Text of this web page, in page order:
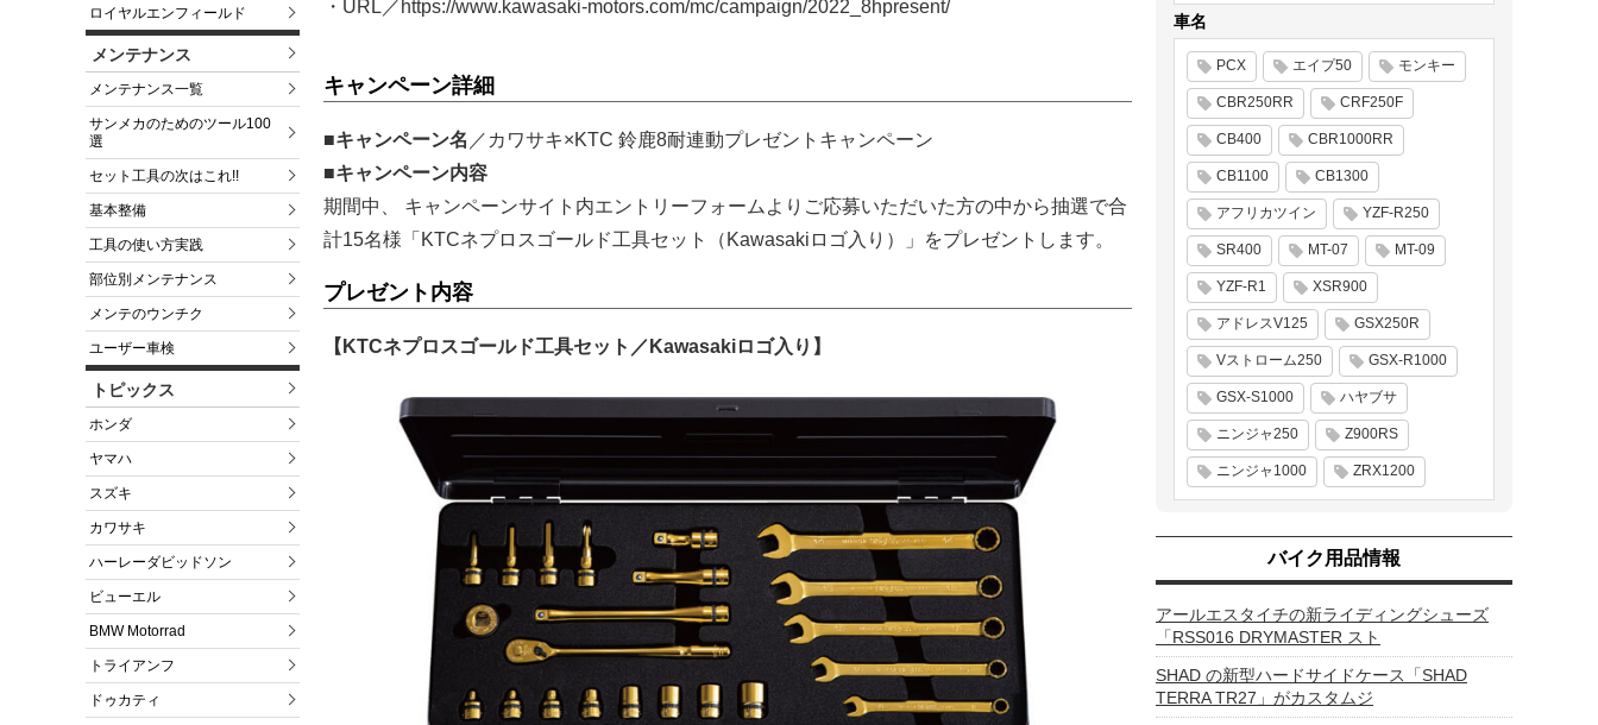
ロイヤルエンフィールド
メンテナンス
メンテナンス一覧
サンメカのためのツール100
選
セット工具の次はこれ!!
基本整備
工具の使い方実践
部位別メンテナンス
メンテのウンチク
ユーザー車検
トピックス
ホンダ
ヤマハ
スズキ
カワサキ
ハーレーダビッドソン
ビューエル
BMW Motorrad
トライアンフ
ドゥカティ
・URL／https://www.kawasaki-motors.com/mc/campaign/2022_8hpresent/
キャンペーン詳細
■キャンペーン名 ／カワサキ×KTC 鈴鹿8耐連動プレゼントキャンペーン
■キャンペーン内容
期間中、 キャンペーンサイト内エントリーフォームよりご応募いただいた方の中から抽選で合
計15名様「KTCネプロスゴールド工具セット（Kawasakiロゴ入り）」をプレゼントします。
プレゼント内容
【KTCネプロスゴールド工具セット／Kawasakiロゴ入り】
車名
PCX エイプ50 モンキー
CBR250RR CRF250F
CB400 CBR1000RR
CB1100 CB1300
アフリカツイン YZF-R250
SR400 MT-07 MT-09
YZF-R1 XSR900
アドレスV125 GSX250R
Vストローム250 GSX-R1000
GSX-S1000 ハヤブサ
ニンジャ250 Z900RS
ニンジャ1000 ZRX1200
バイク用品情報
アールエスタイチの新ライディングシューズ
「RSS016 DRYMASTER スト
SHAD の新型ハードサイドケース「SHAD
TERRA TR27」がカスタムジ